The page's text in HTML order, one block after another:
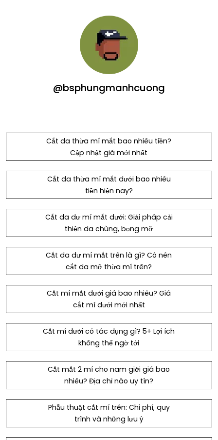
@bsphungmanhcuong
Cắt da thừa mí mắt bao nhiêu tiền?
Cập nhật giá mới nhất
Cắt da thừa mí mắt dưới bao nhiêu
tiền hiện nay?
Cắt da dư mí mắt dưới: Giải pháp cải
thiện da chùng, bọng mỡ
Cắt da dư mí mắt trên là gì? Có nên
cắt da mỡ thừa mí trên?
Cắt mí mắt dưới giá bao nhiêu? Giá
cắt mí dưới mới nhất
Cắt mí dưới có tác dụng gì? 5+ Lợi ích
không thể ngờ tới
Cắt mắt 2 mí cho nam giới giá bao
nhiêu​? Địa chỉ nào uy tín?
Phẫu thuật cắt mí trên: Chi phí, quy
trình và những lưu ý